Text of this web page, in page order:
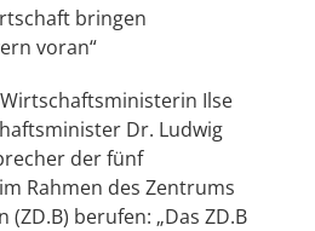
bringen
voran“
Ilse
Dr. Ludwig
der fünf
Rahmen des Zentrums
berufen: „Das ZD.B